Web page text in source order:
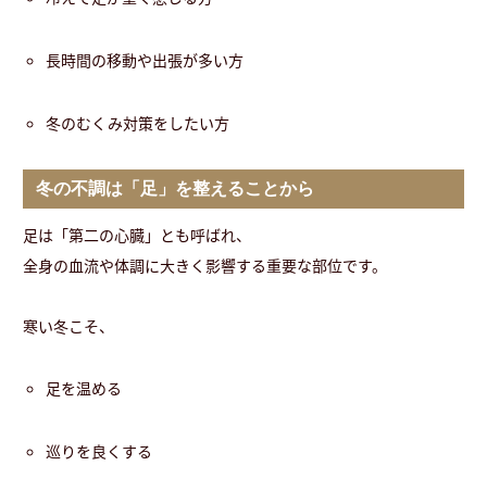
長時間の移動や出張が多い方
冬のむくみ対策をしたい方
冬の不調は「足」を整えることから
足は「第二の心臓」とも呼ばれ、
全身の血流や体調に大きく影響する重要な部位です。
寒い冬こそ、
足を温める
巡りを良くする